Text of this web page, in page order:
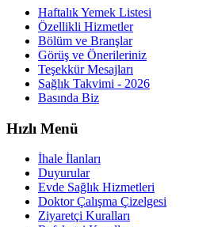
Haftalık Yemek Listesi
Özellikli Hizmetler
Bölüm ve Branşlar
Görüş ve Önerileriniz
Teşekkür Mesajları
Sağlık Takvimi - 2026
Basında Biz
Hızlı Menü
İhale İlanları
Duyurular
Evde Sağlık Hizmetleri
Doktor Çalışma Çizelgesi
Ziyaretçi Kuralları